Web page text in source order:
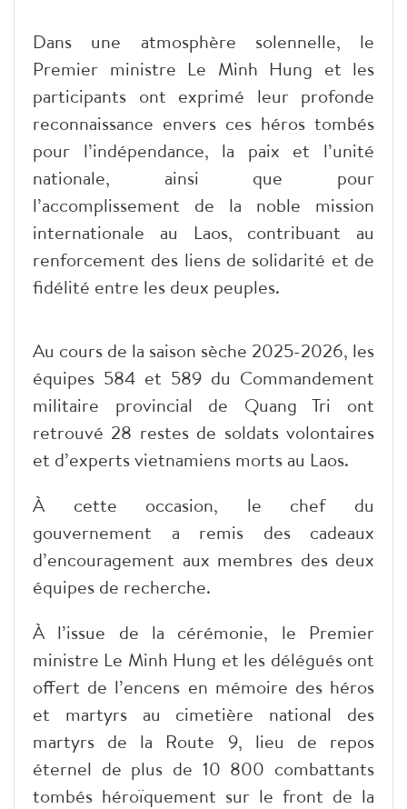
Dans une atmosphère solennelle, le
Premier ministre Le Minh Hung et les
participants ont exprimé leur profonde
reconnaissance envers ces héros tombés
pour l’indépendance, la paix et l’unité
nationale, ainsi que pour
l’accomplissement de la noble mission
internationale au Laos, contribuant au
renforcement des liens de solidarité et de
fidélité entre les deux peuples.
Au cours de la saison sèche 2025-2026, les
équipes 584 et 589 du Commandement
militaire provincial de Quang Tri ont
retrouvé 28 restes de soldats volontaires
et d’experts vietnamiens morts au Laos.
À cette occasion, le chef du
gouvernement a remis des cadeaux
d’encouragement aux membres des deux
équipes de recherche.
À l’issue de la cérémonie, le Premier
ministre Le Minh Hung et les délégués ont
offert de l’encens en mémoire des héros
et martyrs au cimetière national des
martyrs de la Route 9, lieu de repos
éternel de plus de 10 800 combattants
tombés héroïquement sur le front de la